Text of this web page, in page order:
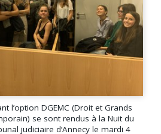
l’option DGEMC (Droit et Grands
se sont rendus à la Nuit du
judiciaire d’Annecy le mardi 4